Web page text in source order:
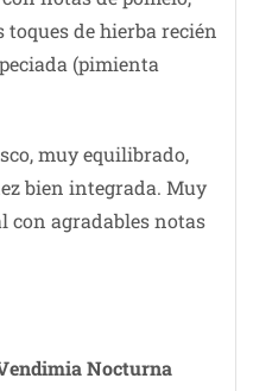
toques de hierba recién
(pimienta
muy equilibrado,
bien integrada. Muy
con agradables notas
Nocturna